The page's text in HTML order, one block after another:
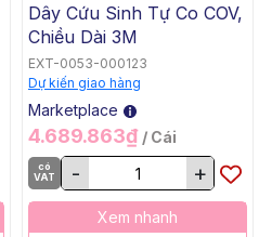
Dây Cứu Sinh Tự Co COV,
Chiều Dài 3M
EXT-0053-000123
Dự kiến giao hàng
Marketplace
4.689.863₫ / Cái
có
VAT
- +
Xem nhanh